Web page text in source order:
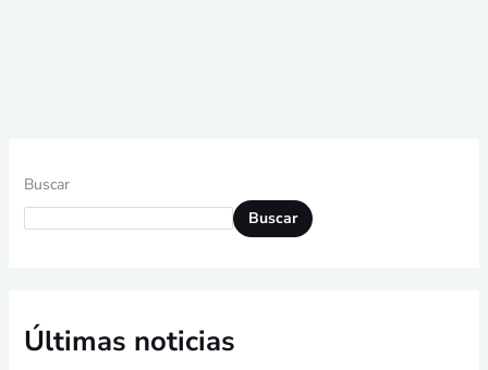
Buscar
Buscar
Últimas noticias